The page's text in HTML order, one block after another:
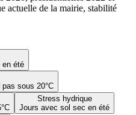
en été
sous 20°C
Stress hydrique
Jours avec sol sec en été
actuelle de la mairie, stabilité